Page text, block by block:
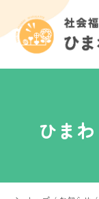
ひま